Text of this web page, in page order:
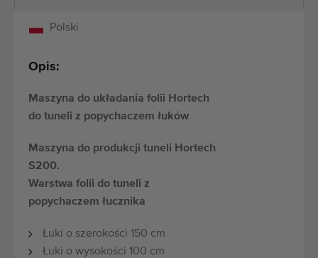
Polski
Opis:
Maszyna do układania folii Hortech
do tuneli z popychaczem łuków
Maszyna do produkcji tuneli Hortech
S200.
Warstwa folii do tuneli z
popychaczem łucznika
Łuki o szerokości 150 cm
Łuki o wysokości 100 cm